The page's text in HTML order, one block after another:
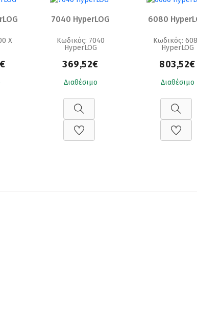
X
7040 HyperLOG
Κωδικός: 7040
HyperLOG
369,52€
Διαθέσιμο
6080
Κωδικός:
HyperLOG
803,52€
Διαθέσιμο